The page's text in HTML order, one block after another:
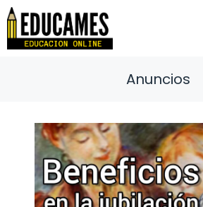
Saltar
contenido
Anuncios